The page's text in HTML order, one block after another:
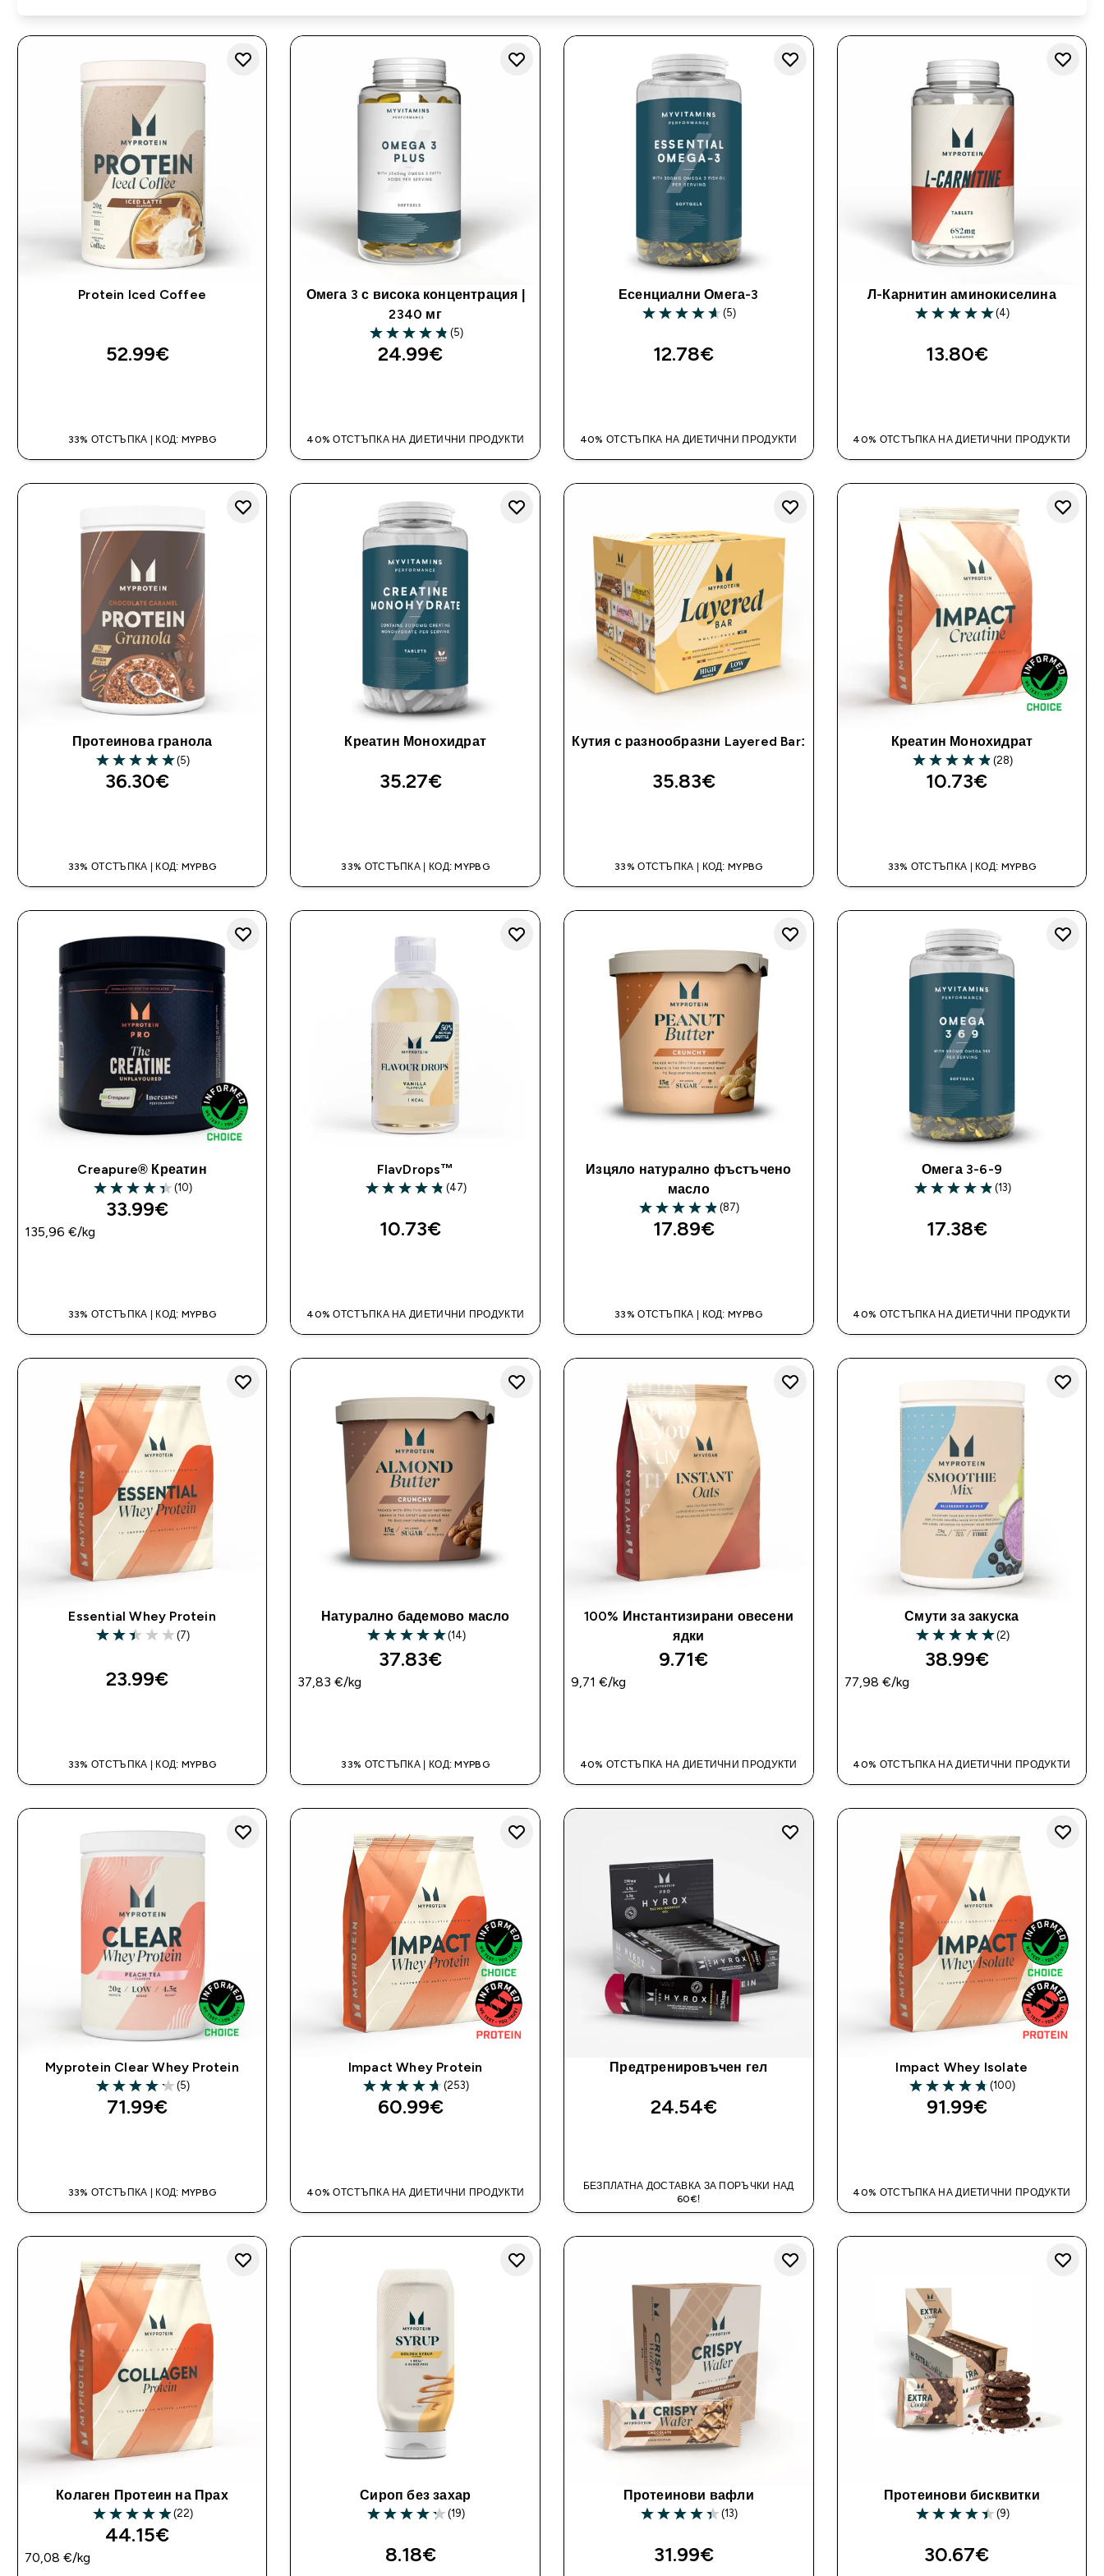
Protein Iced Coffee
52.99€‎
33% ОТСТЪПКА | КОД: MYPBG
Омега 3 с висока концентрация |
2340 мг
4.8 out of 5 stars
(5)
24.99€‎
40% ОТСТЪПКА НА ДИЕТИЧНИ ПРОДУКТИ
Есенциални Омега-3
4.6 out of 5 stars
(5)
12.78€‎
40% ОТСТЪПКА НА ДИЕТИЧНИ ПРОДУКТИ
Л-Карнитин аминокиселина
5 out of 5 stars
(4)
13.80€‎
40% ОТСТЪПКА НА ДИЕТИЧНИ ПРОДУКТИ
Протеинова гранола
5 out of 5 stars
(5)
36.30€‎
33% ОТСТЪПКА | КОД: MYPBG
Креатин Монохидрат
35.27€‎
33% ОТСТЪПКА | КОД: MYPBG
Кутия с разнообразни Layered Bar:
35.83€‎
33% ОТСТЪПКА | КОД: MYPBG
Креатин Монохидрат
4.89 out of 5 stars
(28)
10.73€‎
33% ОТСТЪПКА | КОД: MYPBG
Creapure® Креатин
4.4 out of 5 stars
(10)
33.99€‎
135,96 €‎/kg
33% ОТСТЪПКА | КОД: MYPBG
FlavDrops™
4.83 out of 5 stars
(47)
10.73€‎
40% ОТСТЪПКА НА ДИЕТИЧНИ ПРОДУКТИ
Изцяло натурално фъстъчено
масло
4.89 out of 5 stars
(87)
17.89€‎
33% ОТСТЪПКА | КОД: MYPBG
Омега 3-6-9
4.85 out of 5 stars
(13)
17.38€‎
40% ОТСТЪПКА НА ДИЕТИЧНИ ПРОДУКТИ
Essential Whey Protein
2.43 out of 5 stars
(7)
23.99€‎
33% ОТСТЪПКА | КОД: MYPBG
Натурално бадемово масло
5 out of 5 stars
(14)
37.83€‎
37,83 €‎/kg
33% ОТСТЪПКА | КОД: MYPBG
100% Инстантизирани овесени
ядки
9.71€‎
9,71 €‎/kg
40% ОТСТЪПКА НА ДИЕТИЧНИ ПРОДУКТИ
Смути за закуска
5 out of 5 stars
(2)
38.99€‎
77,98 €‎/kg
40% ОТСТЪПКА НА ДИЕТИЧНИ ПРОДУКТИ
Myprotein Clear Whey Protein
4.2 out of 5 stars
(5)
71.99€‎
33% ОТСТЪПКА | КОД: MYPBG
Impact Whey Protein
4.67 out of 5 stars
(253)
60.99€‎
40% ОТСТЪПКА НА ДИЕТИЧНИ ПРОДУКТИ
Предтренировъчен гел
24.54€‎
БЕЗПЛАТНА ДОСТАВКА ЗА ПОРЪЧКИ НАД
60€!
Impact Whey Isolate
4.72 out of 5 stars
(100)
91.99€‎
40% ОТСТЪПКА НА ДИЕТИЧНИ ПРОДУКТИ
Колаген Протеин на Прах
4.91 out of 5 stars
(22)
44.15€‎
70,08 €‎/kg
Сироп без захар
4.26 out of 5 stars
(19)
8.18€‎
Протеинови вафли
4.38 out of 5 stars
(13)
31.99€‎
Протеинови бисквитки
4.44 out of 5 stars
(9)
30.67€‎